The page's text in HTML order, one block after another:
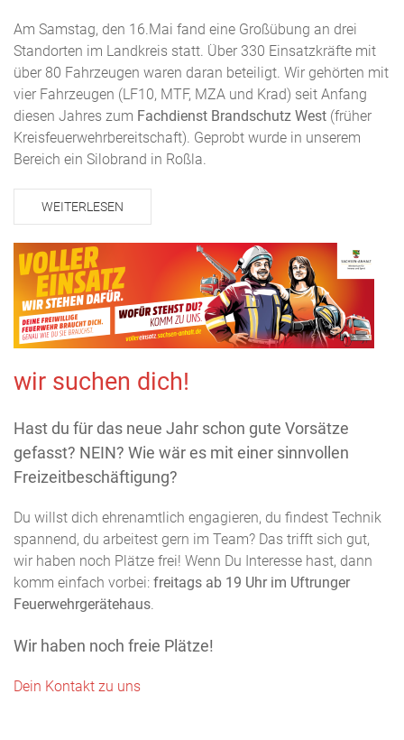
Am Samstag, den 16.Mai fand eine Großübung an drei
Standorten im Landkreis statt. Über 330 Einsatzkräfte mit
über 80 Fahrzeugen waren daran beteiligt. Wir gehörten mit
vier Fahrzeugen (LF10, MTF, MZA und Krad) seit Anfang
diesen Jahres zum Fachdienst Brandschutz West (früher
Kreisfeuerwehrbereitschaft). Geprobt wurde in unserem
Bereich ein Silobrand in Roßla.
WEITERLESEN
wir suchen dich!
Hast du für das neue Jahr schon gute Vorsätze
gefasst? NEIN? Wie wär es mit einer sinnvollen
Freizeitbeschäftigung?
Du willst dich ehrenamtlich engagieren, du findest Technik
spannend, du arbeitest gern im Team? Das trifft sich gut,
wir haben noch Plätze frei! Wenn Du Interesse hast, dann
komm einfach vorbei: freitags ab 19 Uhr im Uftrunger
Feuerwehrgerätehaus.
Wir haben noch freie Plätze!
Dein Kontakt zu uns